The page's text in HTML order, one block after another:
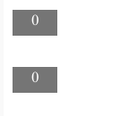
0
0